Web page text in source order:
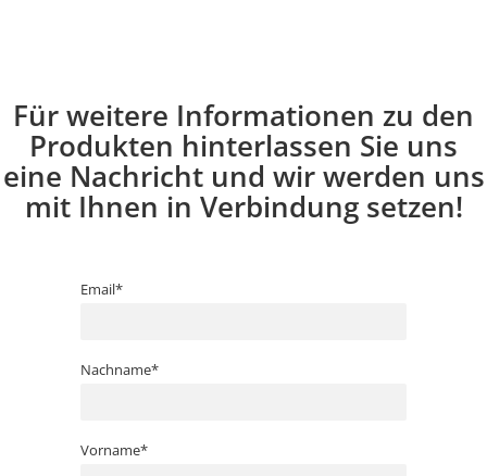
Für weitere Informationen zu den
Produkten hinterlassen Sie uns
eine Nachricht und wir werden uns
mit Ihnen in Verbindung setzen!
Email*
Nachname*
Vorname*